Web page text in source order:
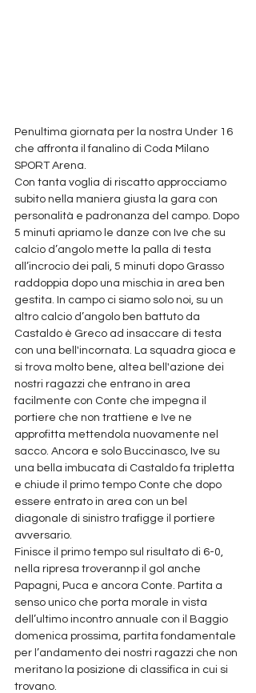
Penultima giornata per la nostra Under 16
che affronta il fanalino di Coda Milano
SPORT Arena.
Con tanta voglia di riscatto approcciamo
subito nella maniera giusta la gara con
personalità e padronanza del campo. Dopo
5 minuti apriamo le danze con Ive che su
calcio d’angolo mette la palla di testa
all’incrocio dei pali, 5 minuti dopo Grasso
raddoppia dopo una mischia in area ben
gestita. In campo ci siamo solo noi, su un
altro calcio d’angolo ben battuto da
Castaldo è Greco ad insaccare di testa
con una bell'incornata. La squadra gioca e
si trova molto bene, altea bell'azione dei
nostri ragazzi che entrano in area
facilmente con Conte che impegna il
portiere che non trattiene e Ive ne
approfitta mettendola nuovamente nel
sacco. Ancora e solo Buccinasco, Ive su
una bella imbucata di Castaldo fa tripletta
e chiude il primo tempo Conte che dopo
essere entrato in area con un bel
diagonale di sinistro trafigge il portiere
avversario.
Finisce il primo tempo sul risultato di 6-0,
nella ripresa troverannp il gol anche
Papagni, Puca e ancora Conte. Partita a
senso unico che porta morale in vista
dell’ultimo incontro annuale con il Baggio
domenica prossima, partita fondamentale
per l’andamento dei nostri ragazzi che non
meritano la posizione di classifica in cui si
trovano.